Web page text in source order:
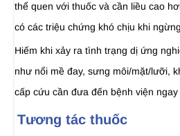
thể quen với thuốc và cần liều cao
có các triệu chứng khó chịu khi
Hiếm khi xảy ra tình trạng dị ứng
như nổi mề đay, sưng môi/mặt/lưỡi,
cấp cứu cần đưa đến bệnh viện ngay
Tương tác thuốc